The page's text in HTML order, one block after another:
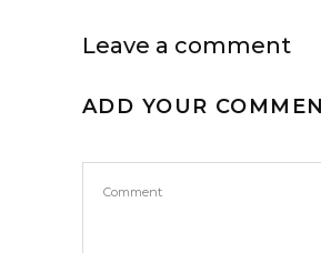
Leave a comment
ADD YOUR